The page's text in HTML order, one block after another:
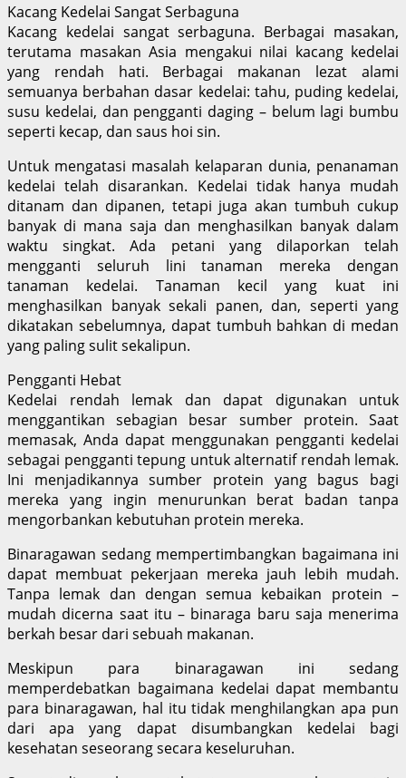
Kacang Kedelai Sangat Serbaguna
Kacang kedelai sangat serbaguna. Berbagai masakan,
terutama masakan Asia mengakui nilai kacang kedelai
yang rendah hati. Berbagai makanan lezat alami
semuanya berbahan dasar kedelai: tahu, puding kedelai,
susu kedelai, dan pengganti daging – belum lagi bumbu
seperti kecap, dan saus hoi sin.
Untuk mengatasi masalah kelaparan dunia, penanaman
kedelai telah disarankan. Kedelai tidak hanya mudah
ditanam dan dipanen, tetapi juga akan tumbuh cukup
banyak di mana saja dan menghasilkan banyak dalam
waktu singkat. Ada petani yang dilaporkan telah
mengganti seluruh lini tanaman mereka dengan
tanaman kedelai. Tanaman kecil yang kuat ini
menghasilkan banyak sekali panen, dan, seperti yang
dikatakan sebelumnya, dapat tumbuh bahkan di medan
yang paling sulit sekalipun.
Pengganti Hebat
Kedelai rendah lemak dan dapat digunakan untuk
menggantikan sebagian besar sumber protein. Saat
memasak, Anda dapat menggunakan pengganti kedelai
sebagai pengganti tepung untuk alternatif rendah lemak.
Ini menjadikannya sumber protein yang bagus bagi
mereka yang ingin menurunkan berat badan tanpa
mengorbankan kebutuhan protein mereka.
Binaragawan sedang mempertimbangkan bagaimana ini
dapat membuat pekerjaan mereka jauh lebih mudah.
Tanpa lemak dan dengan semua kebaikan protein –
mudah dicerna saat itu – binaraga baru saja menerima
berkah besar dari sebuah makanan.
Meskipun para binaragawan ini sedang
memperdebatkan bagaimana kedelai dapat membantu
para binaragawan, hal itu tidak menghilangkan apa pun
dari apa yang dapat disumbangkan kedelai bagi
kesehatan seseorang secara keseluruhan.